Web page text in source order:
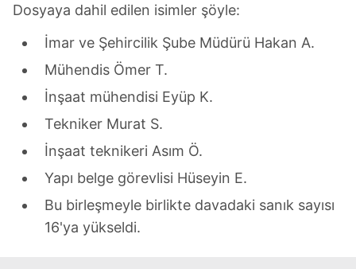
Dosyaya dahil edilen isimler şöyle:
İmar ve Şehircilik Şube Müdürü Hakan A.
Mühendis Ömer T.
İnşaat mühendisi Eyüp K.
Tekniker Murat S.
İnşaat teknikeri Asım Ö.
Yapı belge görevlisi Hüseyin E.
Bu birleşmeyle birlikte davadaki sanık sayısı
16'ya yükseldi.